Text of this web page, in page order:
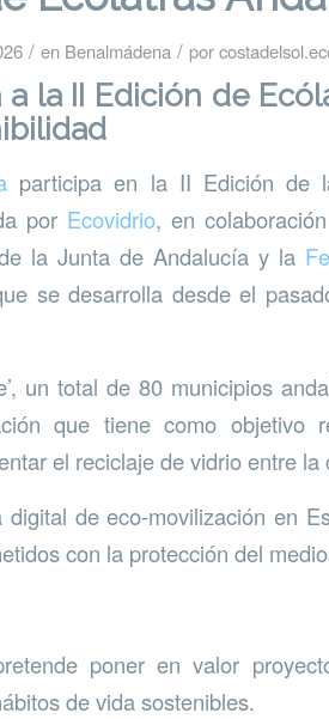
/ en Benalmádena / por
la II Edición de
participa en la II Edición de
por Ecovidrio, en
la Junta de Andalucía y la
se desarrolla desde el
un total de 80 municipios
que tiene como objetivo
el reciclaje de vidrio entre la
de eco-movilización en
con la protección del
poner en valor
de vida sostenibles.